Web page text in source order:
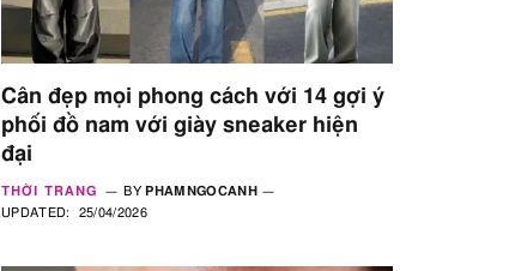
Cân đẹp mọi phong cách với 14 gợi ý
phối đồ nam với giày sneaker hiện
đại
THỜI TRANG BY PHAMNGOCANH
UPDATED:
25/04/2026